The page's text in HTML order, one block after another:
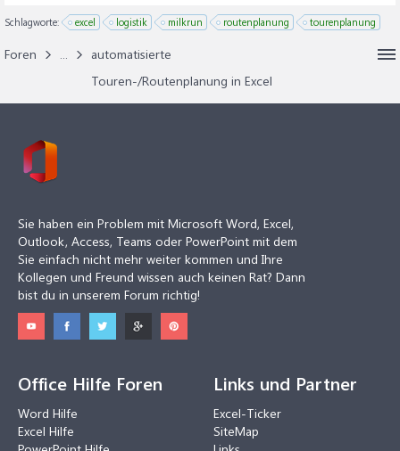
Schlagworte: excel logistik milkrun routenplanung tourenplanung
Foren ...
automatisierte
Touren-/Routenplanung in Excel
Sie haben ein Problem mit Microsoft Word, Excel,
Outlook, Access, Teams oder PowerPoint mit dem
Sie einfach nicht mehr weiter kommen und Ihre
Kollegen und Freund wissen auch keinen Rat? Dann
bist du in unserem Forum richtig!
Office Hilfe Foren
Word Hilfe
Excel Hilfe
Links und Partner
Excel-Ticker
SiteMap